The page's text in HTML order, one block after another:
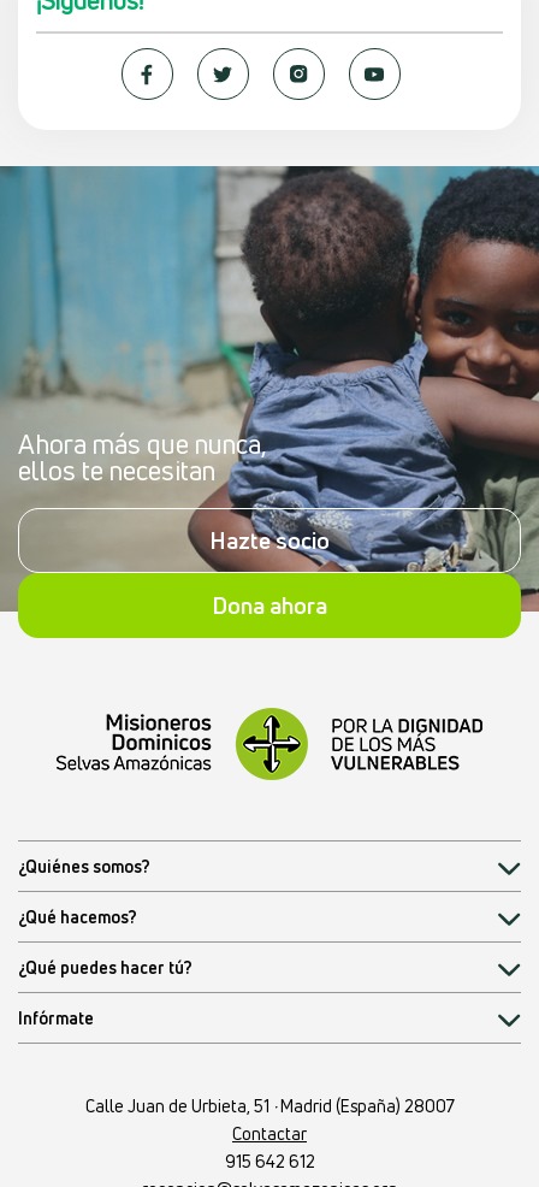
Ahora más que nunca,
ellos te necesitan
Hazte socio
Dona ahora
Calle Juan de Urbieta, 51 ·Madrid (España) 28007
Contactar
915 642 612
¿Quiénes somos?
¿Qué hacemos?
¿Qué puedes hacer tú?
Infórmate